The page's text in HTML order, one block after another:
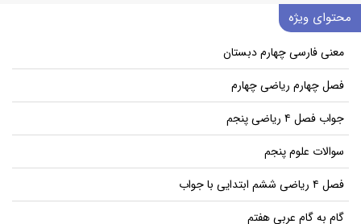
محتوای ویژه
معنی فارسی چهارم دبستان
فصل چهارم ریاضی چهارم
جواب فصل ۴ ریاضی پنجم
سوالات علوم پنجم
فصل ۴ ریاضی ششم ابتدایی با جواب
گام به گام عربی هفتم